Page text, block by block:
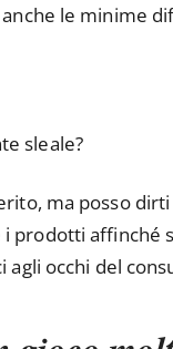
le minime
sleale?
ma posso
prodotti affinché
occhi del